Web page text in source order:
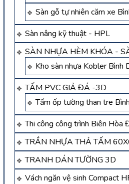
Sàn gỗ tự nhiên căm xe
Sàn nâng kỹ thuật - HPL
SÀN NHỰA HÈM KHÓA -
Kho sàn nhựa Kobler Bình
TẤM PVC GIẢ ĐÁ -3D
Tấm ốp tường than tre
Thi công công trình Biên Hòa
TRẦN NHỰA THẢ TẤM
TRANH DÁN TƯỜNG 3D
Vách ngăn vệ sinh Compact